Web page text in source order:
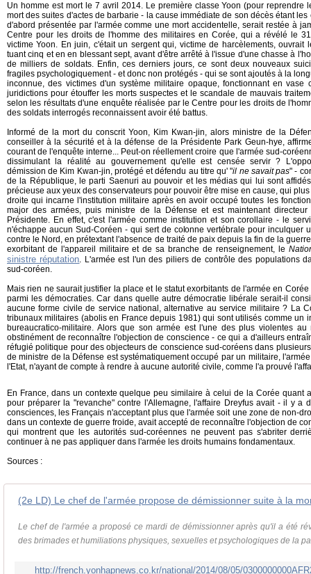
Un homme est mort le 7 avril 2014. Le première classe Yoon (pour reprendre
mort des suites d'actes de barbarie - la cause immédiate de son décès étant
d'abord présentée par l'armée comme une mort accidentelle, serait restée à
Centre pour les droits de l'homme des militaires en Corée, qui a révélé le
victime Yoon. En juin, c'était un sergent qui, victime de harcèlements,
tuant cinq et en en blessant sept, avant d'être arrêté à l'issue d'une chasse à
de milliers de soldats. Enfin, ces derniers jours, ce sont deux nouveaux
fragiles psychologiquement - et donc non protégés - qui se sont ajoutés à la
inconnue, des victimes d'un système militaire opaque, fonctionnant en vase
juridictions pour étouffer les morts suspectes et le scandale de mauvais
selon les résultats d'une enquête réalisée par le Centre pour les droits de
des soldats interrogés reconnaissent avoir été battus.
Informé de la mort du conscrit Yoon, Kim Kwan-jin, alors ministre de la
conseiller à la sécurité et à la défense de la Présidente Park Geun-hye,
courant de l'enquête interne... Peut-on réellement croire que l'armée sud-
dissimulant la réalité au gouvernement qu'elle est censée servir ?
démission de Kim Kwan-jin, protégé et défendu au titre qu' "il ne savait pas" -
de la République, le parti Saenuri au pouvoir et les médias qui lui sont
précieuse aux yeux des conservateurs pour pouvoir être mise en cause, qui
droite qui incarne l'institution militaire après en avoir occupé toutes les
major des armées, puis ministre de la Défense et est maintenant
Présidente. En effet, c'est l'armée comme institution et son corollaire - le
n'échappe aucun Sud-Coréen - qui sert de colonne vertébrale pour inculquer
contre le Nord, en prétextant l'absence de traité de paix depuis la fin de la
exorbitant de l'appareil militaire et de sa branche de renseignement, le
sinistre réputation. L'armée est l'un des piliers de contrôle des populations
sud-coréen.
Mais rien ne saurait justifier la place et le statut exorbitants de l'armée en
parmi les démocraties. Car dans quelle autre démocratie libérale serait-il
aucune forme civile de service national, alternative au service militaire ? La
tribunaux militaires (abolis en France depuis 1981) qui sont utilisés comme un
bureaucratico-militaire. Alors que son armée est l'une des plus violentes
obstinément de reconnaître l'objection de conscience - ce qui a d'ailleurs
réfugié politique pour des objecteurs de conscience sud-coréens dans
de ministre de la Défense est systématiquement occupé par un militaire,
l'Etat, n'ayant de compte à rendre à aucune autorité civile, comme l'a prouvé
En France, dans un contexte quelque peu similaire à celui de la Corée quant
pour préparer la "revanche" contre l'Allemagne, l'affaire Dreyfus avait - il y a
consciences, les Français n'acceptant plus que l'armée soit une zone de non-
dans un contexte de guerre froide, avait accepté de reconnaître l'objection de
qui montrent que les autorités sud-coréennes ne peuvent pas s'abriter
continuer à ne pas appliquer dans l'armée les droits humains fondamentaux.
Sources :
(2e LD) Le chef de l'armée propose de démissionner suite à la
Le chef de l'armée a proposé ce mardi de démissionner après qu'il a été
des brimades et humiliations physiques, sexuelles et psychologiques de la
http://french.yonhapnews.co.kr/national/2014/08/05/